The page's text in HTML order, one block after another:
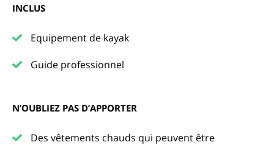
INCLUS
Equipement de kayak
Guide professionnel
N’OUBLIEZ PAS D’APPORTER
Des vêtements chauds qui peuvent être